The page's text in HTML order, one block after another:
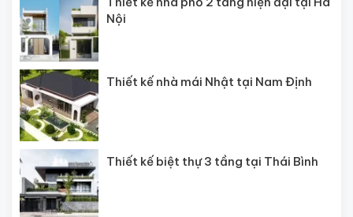
Nội
Thiết kế nhà mái Nhật tại Nam Định
Thiết kế biệt thự 3 tầng tại Thái Bình